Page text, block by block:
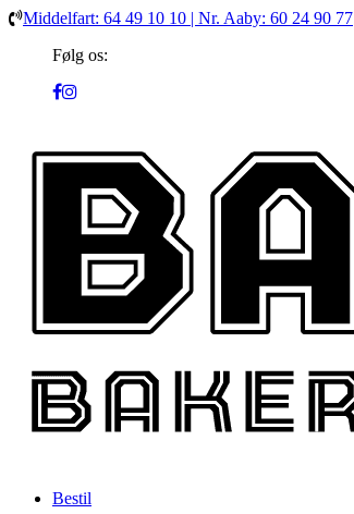
Middelfart: 64 49 10 10 | Nr. Aaby: 60 24 90 77
Følg os:
Bestil